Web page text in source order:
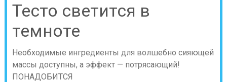
Тесто светится в
темноте
Необходимые ингредиенты для волшебно сияющей
массы доступны, а эффект — потрясающий!
ПОНАДОБИТСЯ